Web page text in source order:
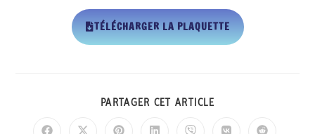
TÉLÉCHARGER LA PLAQUETTE
PARTAGER CET ARTICLE